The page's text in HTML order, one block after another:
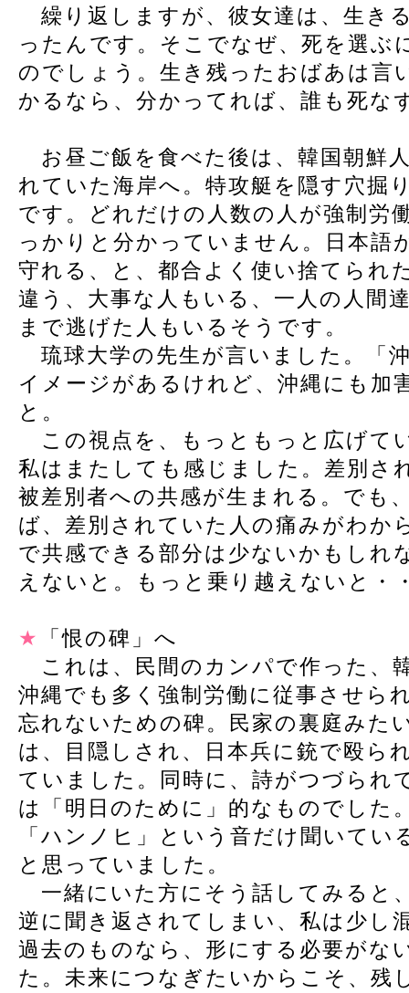
繰り返しますが、彼女達は、生き
ったんです。そこでなぜ、死を選ぶ
のでしょう。生き残ったおばあは言
かるなら、分かってれば、誰も死な
お昼ご飯を食べた後は、韓国朝鮮
れていた海岸へ。特攻艇を隠す穴掘
です。どれだけの人数の人が強制労
っかりと分かっていません。日本語
守れる、と、都合よく使い捨てられ
違う、大事な人もいる、一人の人間
まで逃げた人もいるそうです。
琉球大学の先生が言いました。「
イメージがあるけれど、沖縄にも加
と。
この視点を、もっともっと広げて
私はまたしても感じました。差別さ
被差別者への共感が生まれる。でも
ば、差別されていた人の痛みがわか
で共感できる部分は少ないかもしれ
えないと。もっと乗り越えないと・
★
「恨の碑」へ
これは、民間のカンパで作った、
沖縄でも多く強制労働に従事させら
忘れないための碑。民家の裏庭みた
は、目隠しされ、日本兵に銃で殴ら
ていました。同時に、詩がつづられ
は「明日のために」的なものでした
「ハンノヒ」という音だけ聞いてい
と思っていました。
一緒にいた方にそう話してみると
逆に聞き返されてしまい、私は少し
過去のものなら、形にする必要がな
た。未来につなぎたいからこそ、残